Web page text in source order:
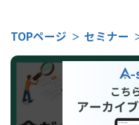
TOPページ セミナー
受付終